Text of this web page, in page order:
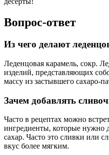
Вопрос-ответ
Из чего делают
Леденцовая карамель, сокр.
изделий, представляющих
массу из застывшего сахаро-
Зачем добавлять
Часто в рецептах можно
ингредиенты, которые нужно
сахар. Часто это сливки или
вкус более мягким.